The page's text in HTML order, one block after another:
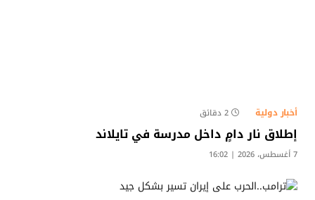
أخبار دولية 2 دقائق
إطلاق نار دامٍ داخل مدرسة في تايلاند
7 أغسطس، 2026 | 16:02